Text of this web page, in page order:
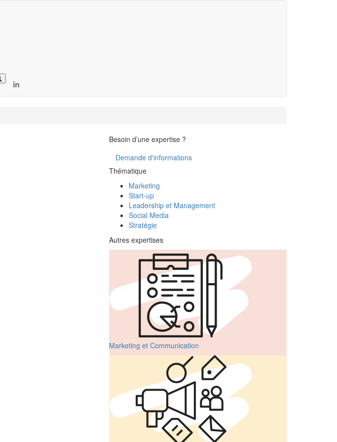
Besoin d’une expertise ?
Demande d'informations
Thématique
Marketing
Start-up
Leadership et Management
Social Media
Stratégie
Autres expertises
Marketing et Communication